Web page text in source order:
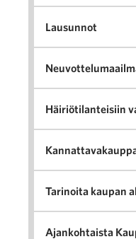
Lausunnot
Häiriötilanteisiin
Tarinoita kaupan
Ajankohtaista